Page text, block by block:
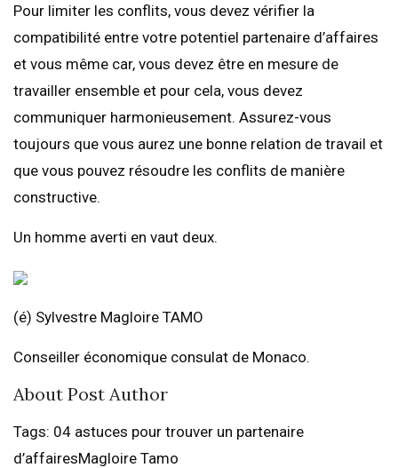
Pour limiter les conflits, vous devez vérifier la
compatibilité entre votre potentiel partenaire d’affaires
et vous même car, vous devez être en mesure de
travailler ensemble et pour cela, vous devez
communiquer harmonieusement. Assurez-vous
toujours que vous aurez une bonne relation de travail et
que vous pouvez résoudre les conflits de manière
constructive.
Un homme averti en vaut deux.
(é) Sylvestre Magloire TAMO
Conseiller économique consulat de Monaco.
About Post Author
Tags: 04 astuces pour trouver un partenaire
d’affairesMagloire Tamo